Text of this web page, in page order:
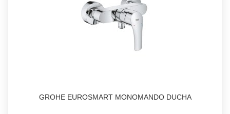
GROHE EUROSMART MONOMANDO DUCHA